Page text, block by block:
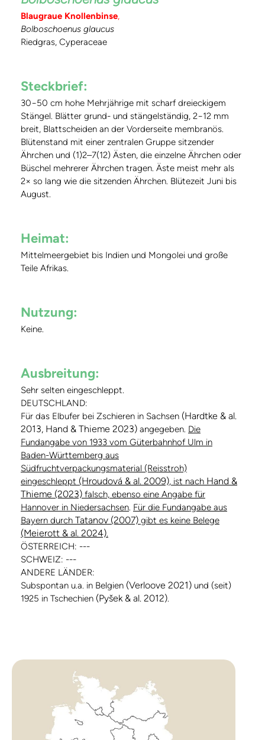
Blaugraue Knollenbinse,
Bolboschoenus glaucus
Riedgras, Cyperaceae
Steckbrief:
30−50 cm hohe Mehrjährige mit scharf dreieckigem
Stängel. Blätter grund- und stängelständig, 2−12 mm
breit, Blattscheiden an der Vorderseite membranös.
Blütenstand mit einer zentralen Gruppe sitzender
Ährchen und (1)2–7(12) Ästen, die einzelne Ährchen oder
Büschel mehrerer Ährchen tragen. Äste meist mehr als
2× so lang wie die sitzenden Ährchen. Blütezeit Juni bis
August.
Heimat:
Mittelmeergebiet bis Indien und Mongolei und große
Teile Afrikas.
Nutzung:
Keine.
Ausbreitung:
Sehr selten eingeschleppt.
DEUTSCHLAND:
Für das Elbufer bei Zschieren in Sachsen (Hardtke & al.
2013, Hand & Thieme 2023) angegeben. Die
Fundangabe von 1933 vom Güterbahnhof Ulm in
Baden-Württemberg aus
Südfruchtverpackungsmaterial (Reisstroh)
eingeschleppt (Hroudová & al. 2009), ist nach Hand &
Thieme (2023) falsch, ebenso eine Angabe für
Hannover in Niedersachsen. Für die Fundangabe aus
Bayern durch Tatanov (2007) gibt es keine Belege
(Meierott & al. 2024).
ÖSTERREICH: ---
SCHWEIZ: ---
ANDERE LÄNDER:
Subspontan u.a. in Belgien (Verloove 2021) und (seit)
1925 in Tschechien (Pyšek & al. 2012).